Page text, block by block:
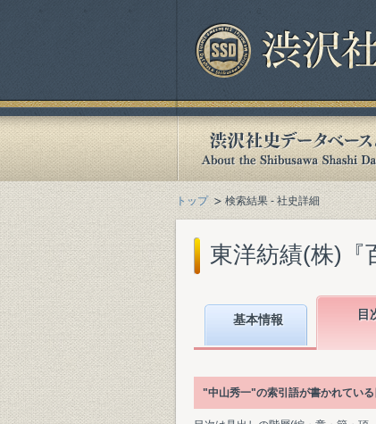
トップ 検索結果 - 社史詳細
東洋紡績(株)『
基本情報 目
"中山秀一"の索引語が書かれている